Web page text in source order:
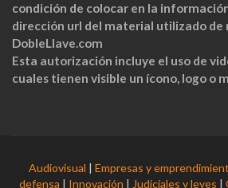
condición de colocar en la
dirección url del material utilizado de
DobleLlave.com
Esta autorización incluye el uso de
cuales tienen visible un ícono, logo o
Audiovisual | Empresas y
defensa | Innovación | Judiciales y leyes |